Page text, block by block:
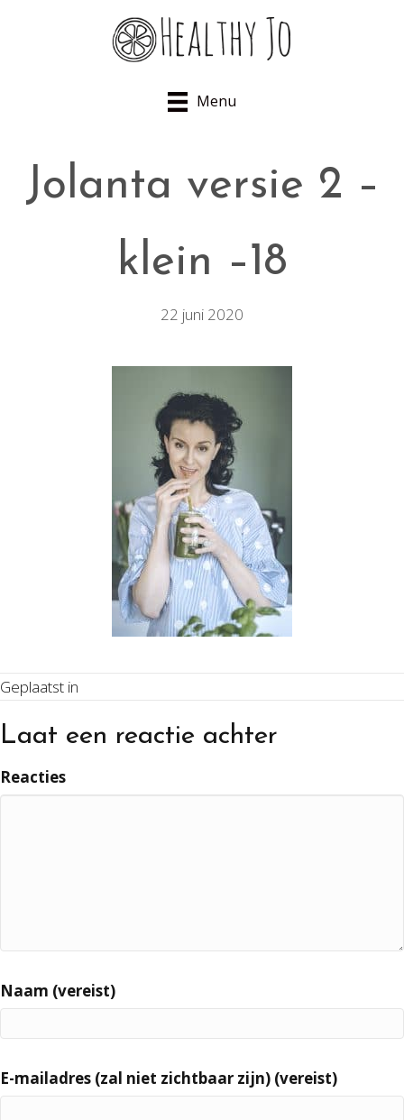
Menu
Jolanta versie 2 –
klein –18
22 juni 2020
Geplaatst in
Laat een reactie achter
Reacties
Naam (vereist)
E-mailadres (zal niet zichtbaar zijn) (vereist)